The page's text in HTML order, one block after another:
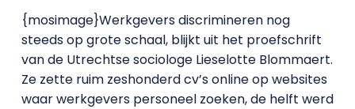
{mosimage}Werkgevers discrimineren nog
steeds op grote schaal, blijkt uit het proefschrift
van de Utrechtse sociologe Lieselotte Blommaert.
Ze zette ruim zeshonderd cv’s online op websites
waar werkgevers personeel zoeken, de helft werd